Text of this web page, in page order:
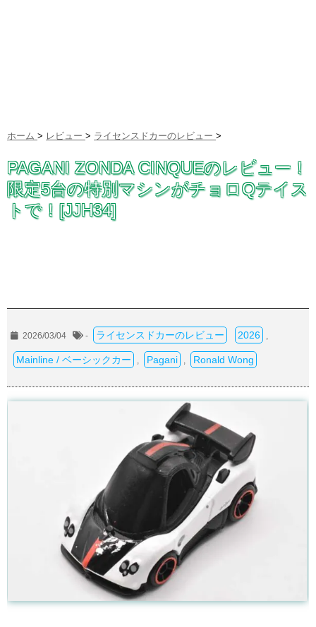
ホーム > レビュー > ライセンスドカーのレビュー >
PAGANI ZONDA CINQUEのレビュー！
限定5台の特別マシンがチョロQテイス
トで！[JJH34]
2026/03/04 - ライセンスドカーのレビュー 2026
Mainline / ベーシックカー Pagani Ronald Wong